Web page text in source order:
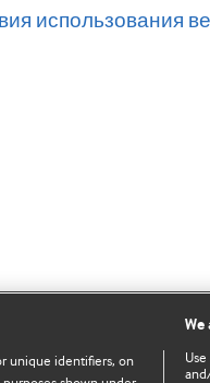
использования
unique identifiers, on